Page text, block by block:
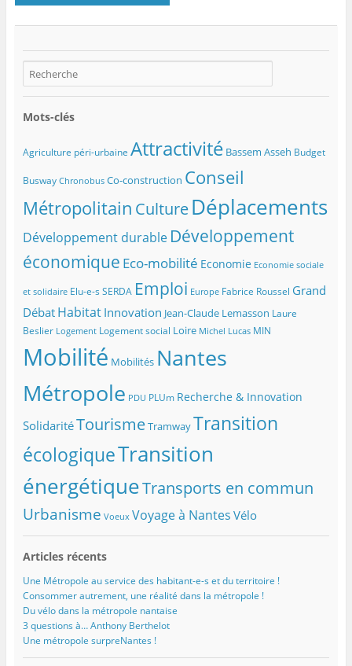
Mots-clés
Agriculture péri-urbaine Attractivité Bassem Asseh Budget
Busway Chronobus Co-construction Conseil
Métropolitain CultureDéplacements
Développement durable Développement
économique Eco-mobilité Economie Economie sociale
et solidaire Elu-e-s SERDA Emploi Europe Fabrice Roussel Grand
Débat Habitat Innovation Jean-Claude Lemasson Laure
Beslier Logement Logement social Loire Michel Lucas MIN
Mobilité Mobilités Nantes
Métropole PDU PLUm Recherche & Innovation
SolidaritéTourismeTramwayTransition
écologiqueTransition
énergétiqueTransports en commun
Urbanisme Voeux Voyage à Nantes Vélo
Articles récents
Une Métropole au service des habitant-e-s et du territoire !
Consommer autrement, une réalité dans la métropole !
Du vélo dans la métropole nantaise
3 questions à… Anthony Berthelot
Une métropole surpreNantes !